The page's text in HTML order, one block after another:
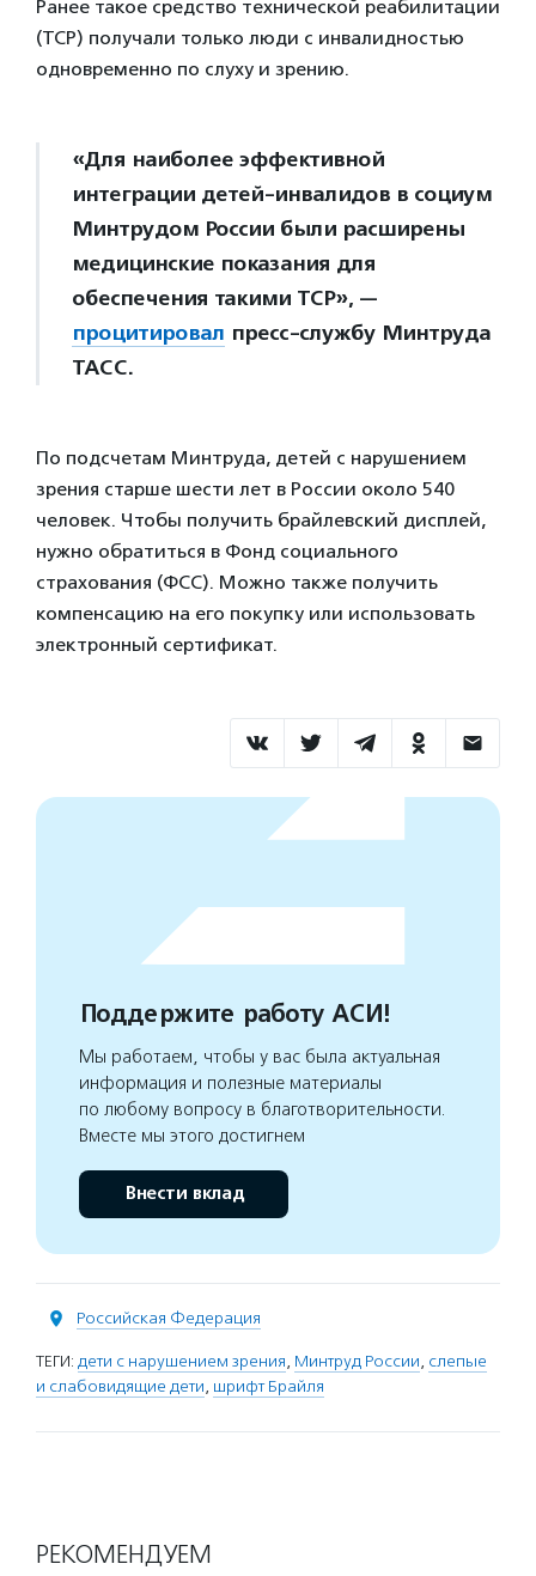
Ранее такое средство технической реабилитации
(ТСР) получали только люди с инвалидностью
одновременно по слуху и зрению.
«Для наиболее эффективной
интеграции детей-инвалидов в социум
Минтрудом России были расширены
медицинские показания для
обеспечения такими ТСР», —
процитировал пресс-службу Минтруда
ТАСС.
По подсчетам Минтруда, детей с нарушением
зрения старше шести лет в России около 540
человек. Чтобы получить брайлевский дисплей,
нужно обратиться в Фонд социального
страхования (ФСС). Можно также получить
компенсацию на его покупку или использовать
электронный сертификат.
Поддержите работу АСИ!
Мы работаем, чтобы у вас была актуальная
информация и полезные материалы
по любому вопросу в благотворительности.
Вместе мы этого достигнем
Внести вклад
Российская Федерация
ТЕГИ: дети с нарушением зрения, Минтруд России, слепые
и слабовидящие дети, шрифт Брайля
РЕКОМЕНДУЕМ